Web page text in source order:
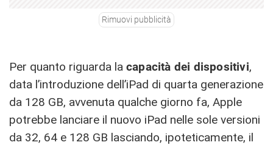
Rimuovi pubblicità
Per quanto riguarda la capacità dei dispositivi,
data l’introduzione dell’iPad di quarta generazione
da 128 GB, avvenuta qualche giorno fa, Apple
potrebbe lanciare il nuovo iPad nelle sole versioni
da 32, 64 e 128 GB lasciando, ipoteticamente, il